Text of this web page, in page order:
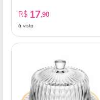
R$ 17,90
à vista